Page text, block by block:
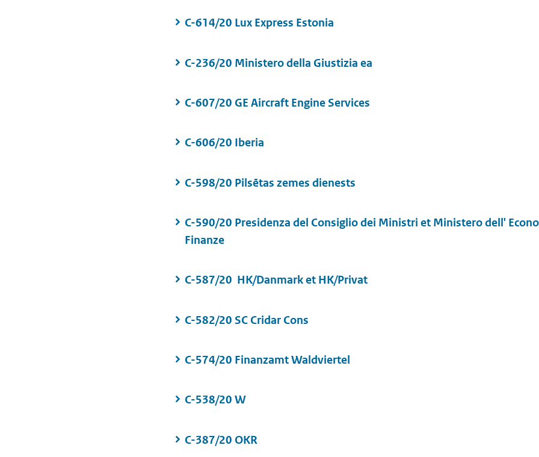
C-614/20 Lux Express Estonia
C-236/20 Ministero della Giustizia ea
C-607/20 GE Aircraft Engine Services
C-606/20 Iberia
C-598/20 Pilsētas zemes dienests
C-590/20 Presidenza del Consiglio dei Ministri et Ministero dell'
Finanze
C-587/20 HK/Danmark et HK/Privat
C-582/20 SC Cridar Cons
C-574/20 Finanzamt Waldviertel
C-538/20 W
C-387/20 OKR